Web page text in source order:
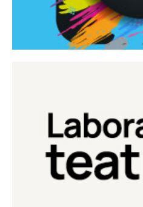
Laboratorio di teatro del